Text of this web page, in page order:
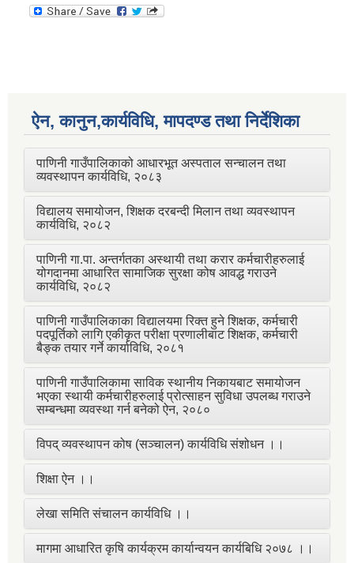
ऐन, कानुन,कार्यविधि, मापदण्ड तथा निर्देशिका
पाणिनी गाउँपालिकाको आधारभूत अस्पताल सन्चालन तथा
व्यवस्थापन कार्यविधि, २०८३
विद्यालय समायोजन, शिक्षक दरबन्दी मिलान तथा व्यवस्थापन
कार्यविधि, २०८२
पाणिनी गा.पा. अन्तर्गतका अस्थायी तथा करार कर्मचारीहरुलाई
योगदानमा आधारित सामाजिक सुरक्षा कोष आवद्ध गराउने
कार्यविधि, २०८२
पाणिनी गाउँपालिकाका विद्यालयमा रिक्त हुने शिक्षक, कर्मचारी
पदपूर्तिको लागि एकीकृत परीक्षा प्रणालीबाट शिक्षक, कर्मचारी
बैङ्क तयार गर्ने कार्याविधि, २०८१
पाणिनी गाउँपालिकामा साविक स्थानीय निकायबाट समायोजन
भएका स्थायी कर्मचारीहरुलाई प्रोत्साहन सुविधा उपलब्ध गराउने
सम्बन्धमा व्यवस्था गर्न बनेको ऐन, २०८०
विपद् व्यवस्थापन कोष (सञ्चालन) कार्यविधि संशोधन ।।
शिक्षा ऐन ।।
लेखा समिति संचालन कार्यविधि ।।
मागमा आधारित कृषि कार्यक्रम कार्यान्वयन कार्यबिधि २०७८ ।।